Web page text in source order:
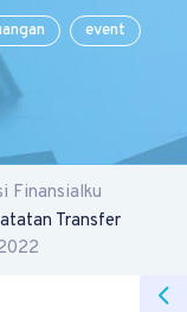
event
Finansialku
Transfer